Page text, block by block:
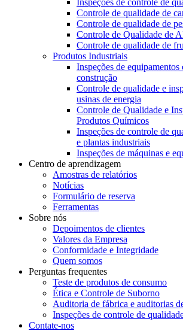
Inspeções de controle de
Controle de qualidade de
Controle de qualidade de
Controle de Qualidade de
Controle de qualidade de
Produtos Industriais
Inspeções de equipamentos
construção
Controle de qualidade e
usinas de energia
Controle de Qualidade e
Produtos Químicos
Inspeções de controle de
e plantas industriais
Inspeções de máquinas e
Centro de aprendizagem
Amostras de relatórios
Notícias
Formulário de reserva
Ferramentas
Sobre nós
Depoimentos de clientes
Valores da Empresa
Conformidade e Integridade
Quem somos
Perguntas frequentes
Teste de produtos de consumo
Ética e Controle de Suborno
Auditoria de fábrica e auditorias
Inspeções de controle de
Contate-nos